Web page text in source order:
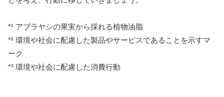
*¹ アブラヤシの果実から採れる植物油脂
*² 環境や社会に配慮した製品やサービスであることを示すマ
ーク
*³ 環境や社会に配慮した消費行動